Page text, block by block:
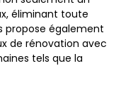
éliminant toute
propose également
de rénovation avec
tels que la